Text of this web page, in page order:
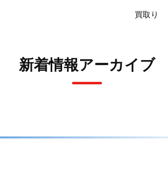
買取り
新着情報アーカイブ